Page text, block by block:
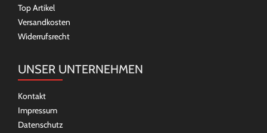
Top Artikel
Versandkosten
Widerrufsrecht
UNSER UNTERNEHMEN
Kontakt
Impressum
Datenschutz